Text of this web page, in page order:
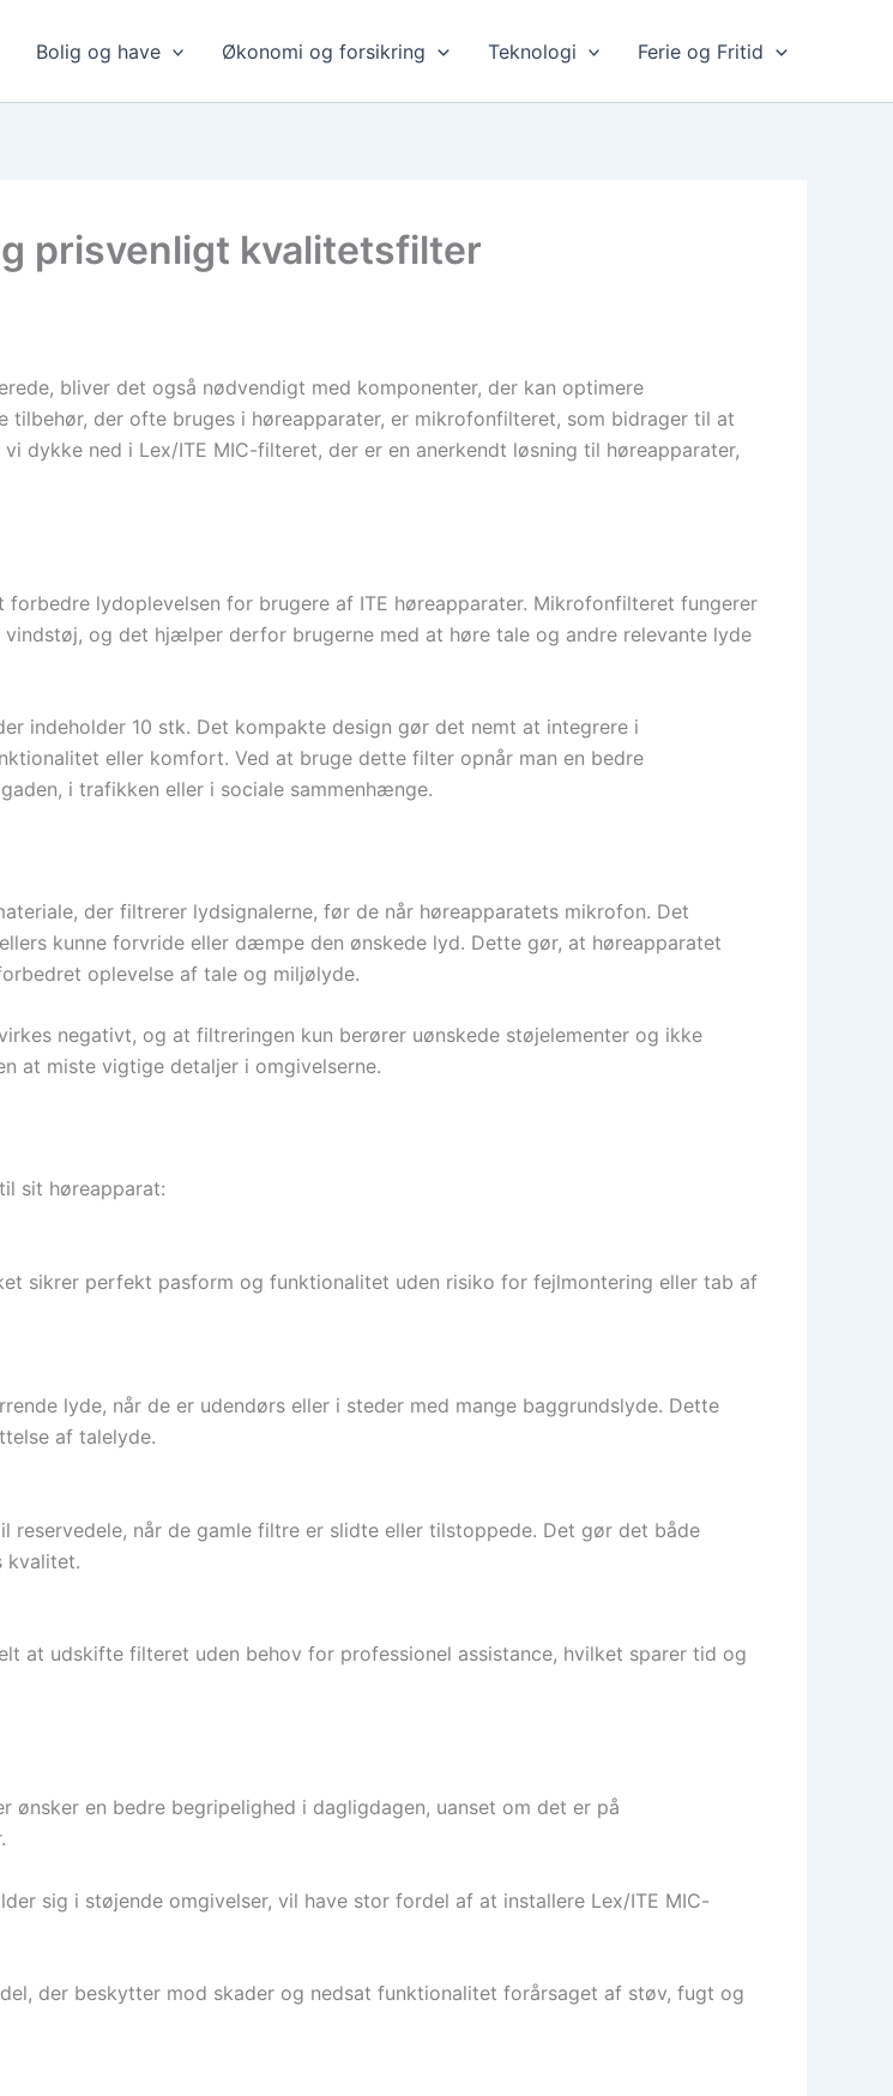
Bolig og have Økonomi og forsikring Teknologi Ferie og Fritid
prisvenligt kvalitetsfilter
bliver det også nødvendigt med komponenter, der kan optimere
der ofte bruges i høreapparater, er mikrofonfilteret, som bidrager til at
ned i Lex/ITE MIC-filteret, der er en anerkendt løsning til høreapparater,
lydoplevelsen for brugere af ITE høreapparater. Mikrofonfilteret fungerer
og det hjælper derfor brugerne med at høre tale og andre relevante lyde
indeholder 10 stk. Det kompakte design gør det nemt at integrere i
eller komfort. Ved at bruge dette filter opnår man en bedre
i trafikken eller i sociale sammenhænge.
der filtrerer lydsignalerne, før de når høreapparatets mikrofon. Det
kunne forvride eller dæmpe den ønskede lyd. Dette gør, at høreapparatet
oplevelse af tale og miljølyde.
negativt, og at filtreringen kun berører uønskede støjelementer og ikke
at miste vigtige detaljer i omgivelserne.
sit høreapparat:
sikrer perfekt pasform og funktionalitet uden risiko for fejlmontering eller tab af
lyde, når de er udendørs eller i steder med mange baggrundslyde. Dette
af talelyde.
reservedele, når de gamle filtre er slidte eller tilstoppede. Det gør det både
kvalitet.
at udskifte filteret uden behov for professionel assistance, hvilket sparer tid og
en bedre begripelighed i dagligdagen, uanset om det er på
sig i støjende omgivelser, vil have stor fordel af at installere Lex/ITE MIC-
der beskytter mod skader og nedsat funktionalitet forårsaget af støv, fugt og